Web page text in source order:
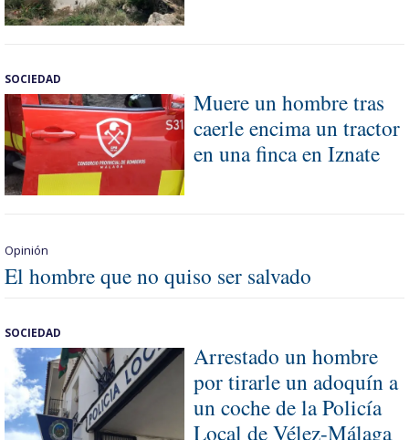
SOCIEDAD
Muere un hombre tras
caerle encima un tractor
en una finca en Iznate
Opinión
El hombre que no quiso ser salvado
SOCIEDAD
Arrestado un hombre
por tirarle un adoquín a
un coche de la Policía
Local de Vélez-Málaga